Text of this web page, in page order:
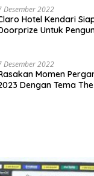
Desember 2022
Hotel Kendari
Untuk
Desember 2022
Momen
Dengan Tema